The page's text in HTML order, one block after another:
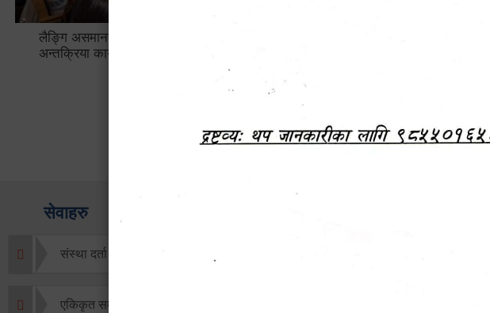
लैङ्गि असमानताका विबिध पक्षहरु विषयक
अन्तक्रिया कार्यक्रम
सेवाहरु
संस्था दर्ता सिफारिस
एकिकृत सम्पत्ति कर/घर जग्गा कर